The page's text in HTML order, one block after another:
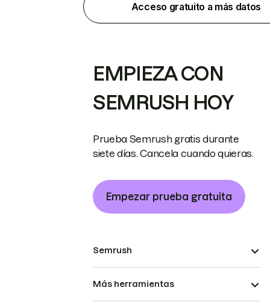
Acceso gratuito a más datos
EMPIEZA CON
SEMRUSH HOY
Prueba Semrush gratis durante
siete días. Cancela cuando quieras.
Empezar prueba gratuita
Semrush
Más herramientas